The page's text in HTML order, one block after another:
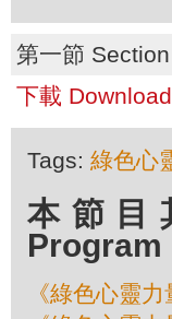
第一節
下載 Download
Tags: 綠色心
本節目
Program
《綠色心靈